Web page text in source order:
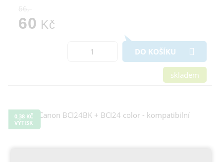
66,-
60 Kč
DO KOŠÍKU
skladem
0,38 KČ
VÝTISK